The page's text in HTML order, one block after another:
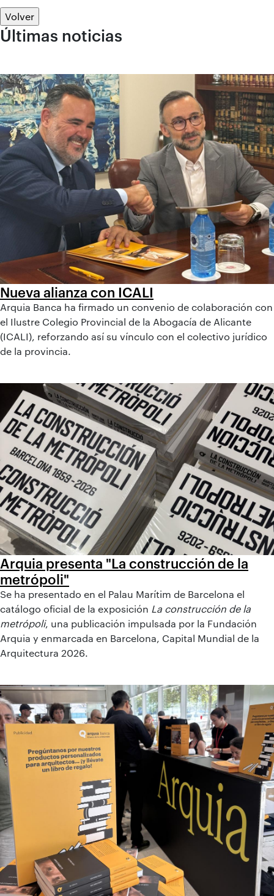
Volver
Últimas noticias
Nueva alianza con ICALI
Arquia Banca ha firmado un convenio de colaboración con
el Ilustre Colegio Provincial de la Abogacía de Alicante
(ICALI), reforzando así su vínculo con el colectivo jurídico
de la provincia.
Arquia presenta "La construcción de la
metrópoli"
Se ha presentado en el Palau Marítim de Barcelona el
catálogo oficial de la exposición La construcción de la
metrópoli, una publicación impulsada por la Fundación
Arquia y enmarcada en Barcelona, Capital Mundial de la
Arquitectura 2026.